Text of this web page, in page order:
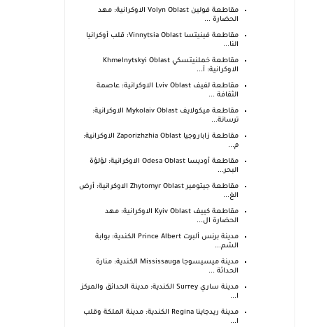
مقاطعة فولين Volyn Oblast الاوكرانية: مهد
الحضارة ...
مقاطعة فينيتسا Vinnytsia Oblast: قلب أوكرانيا
النا...
مقاطعة خملنيتسكي Khmelnytskyi Oblast
الاوكرانية: أ...
مقاطعة لفيف Lviv Oblast الاوكرانية: عاصمة
الثقافة ...
مقاطعة ميكولايف Mykolaiv Oblast الاوكرانية:
ترسانة...
مقاطعة زاباروجيا Zaporizhzhia Oblast الاوكرانية:
م...
مقاطعة أوديسا Odesa Oblast الاوكرانية: لؤلؤة
البحر...
مقاطعة جيتومير Zhytomyr Oblast الاوكرانية: أرض
الغ...
مقاطعة كييف Kyiv Oblast الاوكرانية: مهد
الحضارة ال...
مدينة برنس ألبرت Prince Albert الكندية: بوابة
الشم...
مدينة ميسيسوجا Mississauga الكندية: منارة
الحداثة ...
مدينة ساري Surrey الكندية: مدينة الحدائق والمركز
ا...
مدينة ريدجاينا Regina الكندية: مدينة الملكة وقلب
ا...